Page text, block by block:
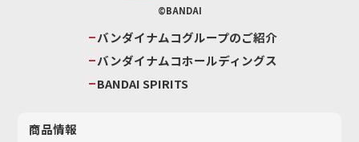
©BANDAI
バンダイナムコグループのご紹介
バンダイナムコホールディングス
BANDAI SPIRITS
商品情報